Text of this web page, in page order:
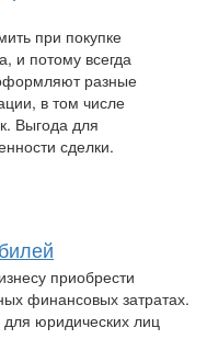
при покупке
и потому всегда
разные
в том числе
Выгода для
сделки.
приобрести
финансовых затратах.
юридических лиц